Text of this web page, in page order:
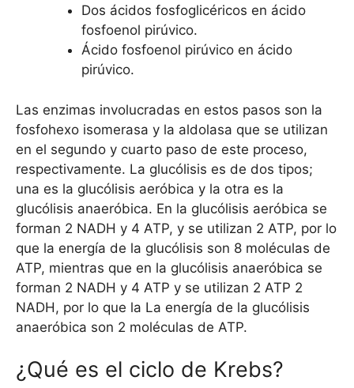
Dos ácidos fosfoglicéricos en ácido
fosfoenol pirúvico.
Ácido fosfoenol pirúvico en ácido
pirúvico.
Las enzimas involucradas en estos pasos son la
fosfohexo isomerasa y la aldolasa que se utilizan
en el segundo y cuarto paso de este proceso,
respectivamente. La glucólisis es de dos tipos;
una es la glucólisis aeróbica y la otra es la
glucólisis anaeróbica. En la glucólisis aeróbica se
forman 2 NADH y 4 ATP, y se utilizan 2 ATP, por lo
que la energía de la glucólisis son 8 moléculas de
ATP, mientras que en la glucólisis anaeróbica se
forman 2 NADH y 4 ATP y se utilizan 2 ATP 2
NADH, por lo que la La energía de la glucólisis
anaeróbica son 2 moléculas de ATP.
¿Qué es el ciclo de Krebs?